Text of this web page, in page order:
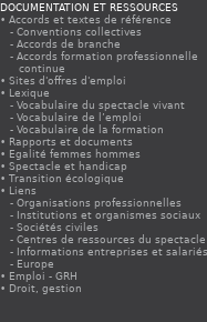
DOCUMENTATION ET RESSOURCES
Accords et textes de référence
Conventions collectives
Accords de branche
Accords formation professionnelle
continue
Sites d'offres d'emploi
Lexique
Vocabulaire du spectacle vivant
Vocabulaire de l’emploi
Vocabulaire de la formation
Rapports et documents
Egalité femmes hommes
Spectacle et handicap
Transition écologique
Liens
Organisations professionnelles
Institutions et organismes sociaux
Sociétés civiles
Centres de ressources du spectacle
Informations entreprises et
Europe
Emploi - GRH
Droit, gestion